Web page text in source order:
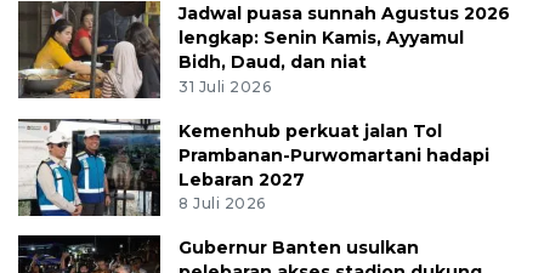
Jadwal puasa sunnah Agustus 2026
lengkap: Senin Kamis, Ayyamul
Bidh, Daud, dan niat
31 Juli 2026
Kemenhub perkuat jalan Tol
Prambanan-Purwomartani hadapi
Lebaran 2027
8 Juli 2026
Gubernur Banten usulkan